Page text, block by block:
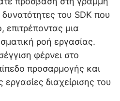
του SDK που
επιτρέποντας μια
ροή εργασίας.
φέρνει στο
προσαρμογής και
διαχείρισης του